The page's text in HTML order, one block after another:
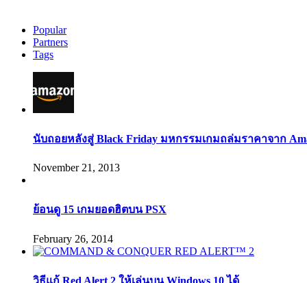
Popular
Partners
Tags
นับถอยหลังสู่ Black Friday มหกรรมเกมถล่มราคาจาก
November 21, 2013
ย้อนดู 15 เกมยอดฮิตบน PSX
February 26, 2014
วิธีแก้ Red Alert 2 ให้เล่นบน Windows 10 ได้